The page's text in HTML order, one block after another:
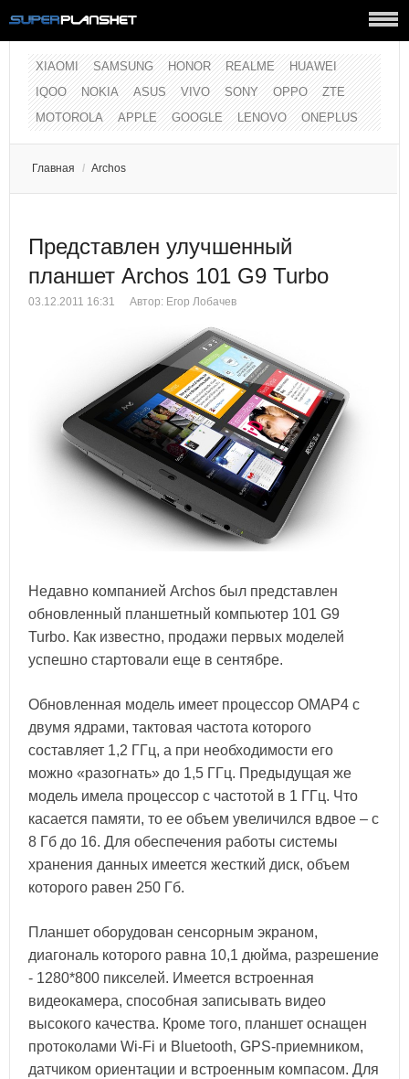
XIAOMI SAMSUNG HONOR REALME
HUAWEI
IQOO
NOKIA ASUS VIVO SONY OPPO
ZTE
MOTOROLA
APPLE GOOGLE LENOVO ONEPLUS
Главная / Archos
Представлен улучшенный
планшет Archos 101 G9 Turbo
03.12.2011 16:31 Автор: Егор Лобачев
Недавно компанией Archos был представлен
обновленный планшетный компьютер 101 G9
Turbo. Как известно, продажи первых моделей
успешно стартовали еще в сентябре.
Обновленная модель имеет процессор OMAP4 с
двумя ядрами, тактовая частота которого
составляет 1,2 ГГц, а при необходимости его
можно «разогнать» до 1,5 ГГц. Предыдущая же
модель имела процессор с частотой в 1 ГГц. Что
касается памяти, то ее объем увеличился вдвое – с
8 Гб до 16. Для обеспечения работы системы
хранения данных имеется жесткий диск, объем
которого равен 250 Гб.
Планшет оборудован сенсорным экраном,
диагональ которого равна 10,1 дюйма, разрешение
- 1280*800 пикселей. Имеется встроенная
видеокамера, способная записывать видео
высокого качества. Кроме того, планшет оснащен
протоколами Wi-Fi и Bluetooth, GPS-приемником,
датчиком ориентации и встроенным компасом. Для